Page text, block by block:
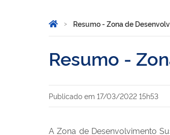
Você está aqui:
Página Inicial
Resumo - Zona de
Resumo -
Publicado em 17/03/2022 15h53
A Zona de Desenvolvimento